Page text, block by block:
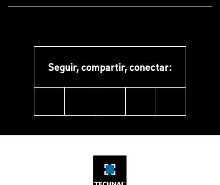
Seguir, compartir, conectar: